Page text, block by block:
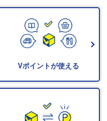
Vポイントが使える